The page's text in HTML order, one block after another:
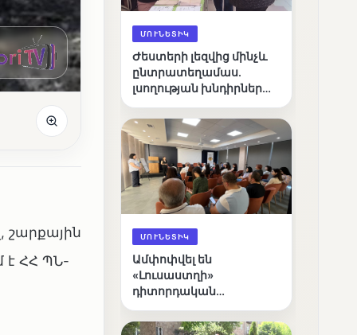
շարքային
է ՀՀ ՊՆ-
ՄՈՒՆԵՏԻԿ
Ժեստերի լեզվից մինչև
ընտրատեղամաս.
լսողության խնդիրներ
ճանապարհը
ՄՈՒՆԵՏԻԿ
Ամփոփվել են
«Լուսաստղի»
դիտորդական
արդյունքները